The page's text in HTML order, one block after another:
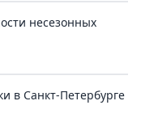
несезонных
в Санкт-Петербурге